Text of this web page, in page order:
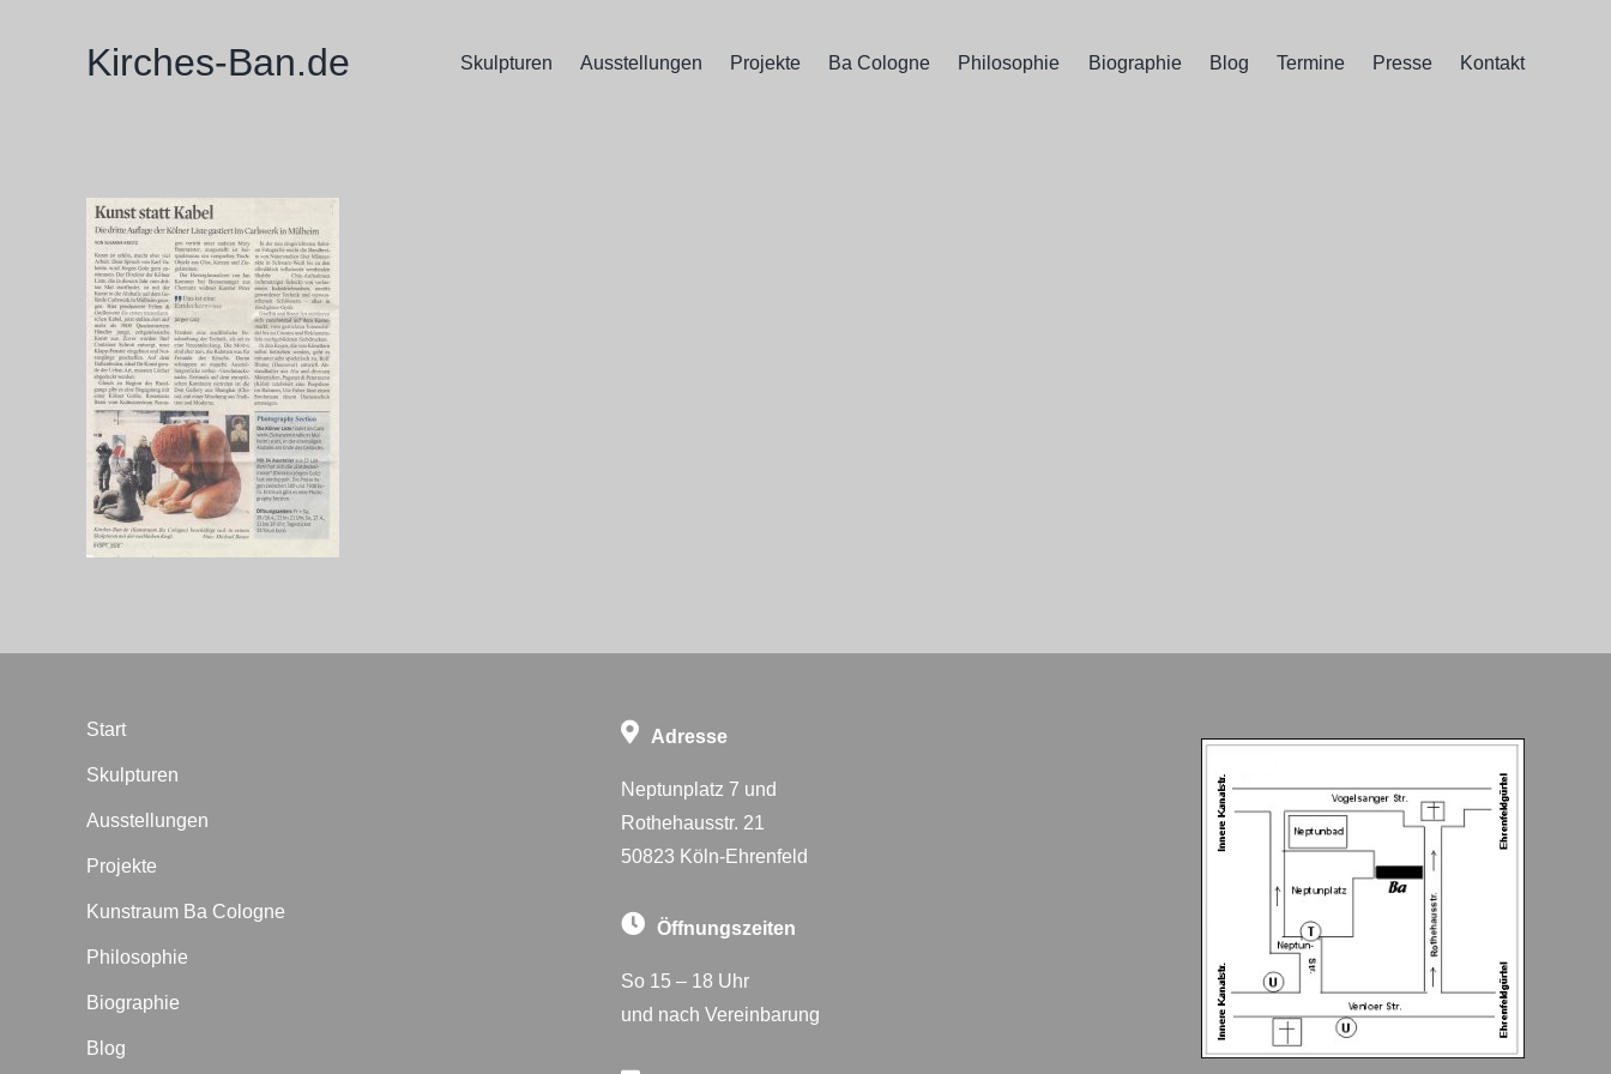
Kirches-Ban.de Skulpturen Ausstellungen Projekte Ba Cologne Philosophie Biographie Blog Termine Presse Kontakt
Start
Skulpturen
Ausstellungen
Projekte
Kunstraum Ba Cologne
Philosophie
Biographie
Blog
Adresse
Neptunplatz 7 und
Rothehausstr. 21
50823 Köln-Ehrenfeld
Öffnungszeiten
So 15 – 18 Uhr
und nach Vereinbarung